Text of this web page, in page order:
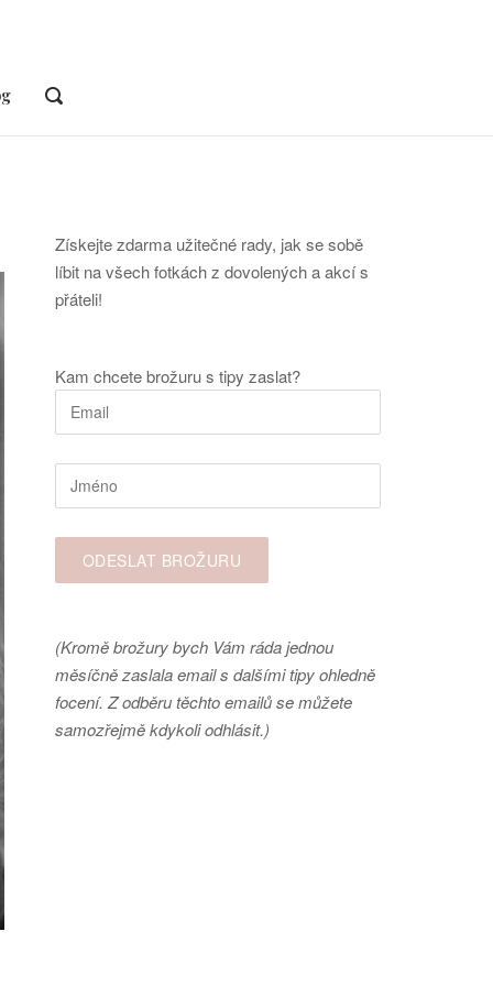
OPEN
BAR
Získejte zdarma užitečné rady, jak se sobě
líbit na všech fotkách z dovolených a akcí s
přáteli!
Kam chcete brožuru s tipy zaslat?
(Kromě brožury bych Vám ráda jednou
měsíčně zaslala email s dalšími tipy ohledně
focení. Z odběru těchto emailů se můžete
samozřejmě kdykoli odhlásit.)